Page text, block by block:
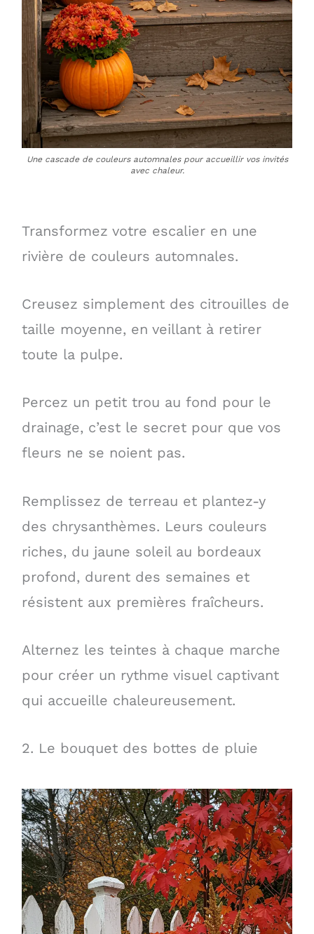
Une cascade de couleurs automnales pour accueillir vos invités
avec chaleur.
Transformez votre escalier en une
rivière de couleurs automnales.
Creusez simplement des citrouilles de
taille moyenne, en veillant à retirer
toute la pulpe.
Percez un petit trou au fond pour le
drainage, c’est le secret pour que vos
fleurs ne se noient pas.
Remplissez de terreau et plantez-y
des chrysanthèmes. Leurs couleurs
riches, du jaune soleil au bordeaux
profond, durent des semaines et
résistent aux premières fraîcheurs.
Alternez les teintes à chaque marche
pour créer un rythme visuel captivant
qui accueille chaleureusement.
2. Le bouquet des bottes de pluie